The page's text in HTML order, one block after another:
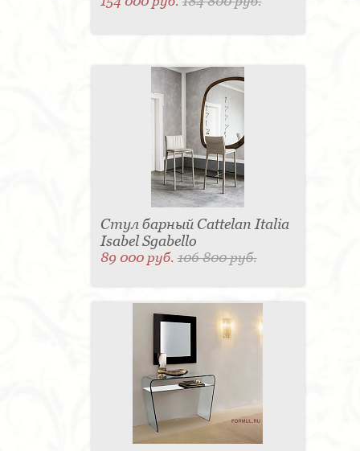
Стул барный Cattelan Italia
Isabel Sgabello
89 000 руб.106 800 руб.